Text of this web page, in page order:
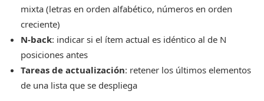
mixta (letras en orden alfabético, números en orden
creciente)
N-back: indicar si el ítem actual es idéntico al de N
posiciones antes
Tareas de actualización: retener los últimos elementos
de una lista que se despliega